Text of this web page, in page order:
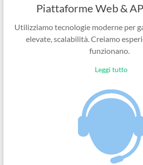
Piattaforme Web &
Utilizziamo tecnologie moderne per
elevate, scalabilità. Creiamo
funzionano.
Leggi tutto